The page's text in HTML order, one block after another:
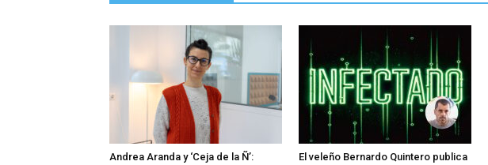
Andrea Aranda y ‘Ceja de la Ñ’:
El veleño Bernardo Quintero publica